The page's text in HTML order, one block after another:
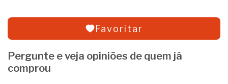
Favoritar
Pergunte e veja opiniões de quem já
comprou